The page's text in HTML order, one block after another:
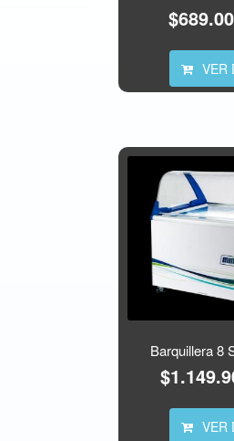
VER
Barquillera 8
VER